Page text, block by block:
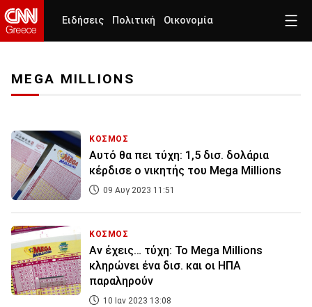
Ειδήσεις Πολιτική Οικονομία
MEGA MILLIONS
ΚΟΣΜΟΣ
Αυτό θα πει τύχη: 1,5 δισ. δολάρια
κέρδισε ο νικητής του Mega Millions
09 Αυγ 2023 11:51
ΚΟΣΜΟΣ
Αν έχεις… τύχη: Το Mega Millions
κληρώνει ένα δισ. και οι ΗΠΑ
παραληρούν
10 Ιαν 2023 13:08